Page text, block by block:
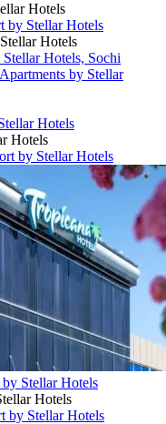
by Stellar Hotels
Hotels, Sochi
by Stellar
Hotels
by Stellar Hotels
Stellar Hotels
by Stellar Hotels